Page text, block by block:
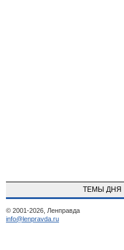
ТЕМЫ ДНЯ
© 2001-2026, Ленправда
info@lenpravda.ru